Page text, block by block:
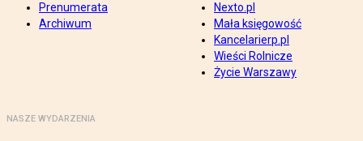
Prenumerata
Archiwum
Nexto.pl
Mała księgowość
Kancelarierp.pl
Wieści Rolnicze
Życie Warszawy
NASZE WYDARZENIA